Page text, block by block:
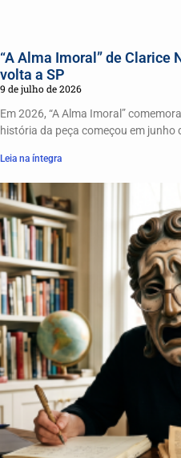
“A Alma Imoral” de Clarice
volta a SP
9 de julho de 2026
Em 2026, “A Alma Imoral”
história da peça começou em junho
Leia na íntegra